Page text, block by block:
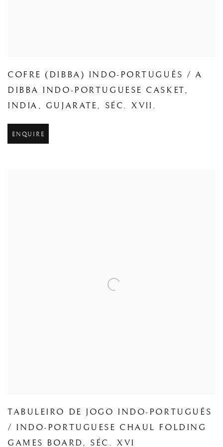
COFRE (DIBBA) INDO-PORTUGUÊS / A
DIBBA INDO-PORTUGUESE CASKET,
INDIA , GUJARATE, SÉC. XVII.
ENQUIRE
TABULEIRO DE JOGO INDO-PORTUGUÊS
/ INDO-PORTUGUESE CHAUL FOLDING
GAMES BOARD , SÉC. XVI